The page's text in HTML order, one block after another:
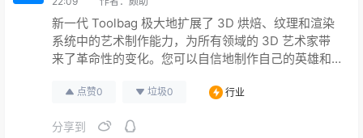
新一代 Toolbag 极大地扩展了 3D 烘焙、纹理和渲染
系统中的艺术制作能力，为所有领域的 3D 艺术家带
来了革命性的变化。您可以自信地制作自己的英雄和
和感觉。将您的创意构想转化为令人惊叹的渲染效
的新功能，增强您的创造力，并拥有直观的工作流
点赞0 垃圾0 行业
分享到